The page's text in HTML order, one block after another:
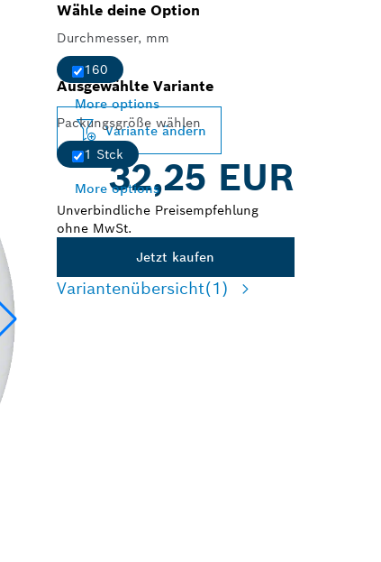
Wähle deine Option
Durchmesser, mm
160
More options
Packungsgröße wählen
1 Stck
More options
Ausgewählte Variante
Variante ändern
32,25 EUR
Unverbindliche Preisempfehlung
ohne MwSt.
Jetzt kaufen
Variantenübersicht(1)